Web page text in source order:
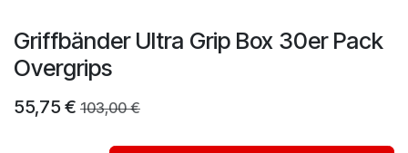
Griffbänder Ultra Grip Box 30er Pack
Overgrips
55,75 € 103,00€